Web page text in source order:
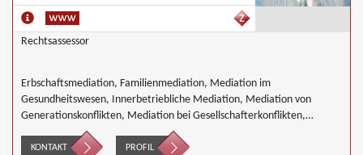
Rechtsassessor
Erbschaftsmediation, Familienmediation, Mediation im
Gesundheitswesen, Innerbetriebliche Mediation, Mediation von
Generationskonflikten, Mediation bei Gesellschafterkonflikten,
Mediation im öffentlichen Bereich, Mediation bei Team- und
Gruppenkonflikten, Mediation von Unternehmensnachfolgen,
KONTAKT PROFIL